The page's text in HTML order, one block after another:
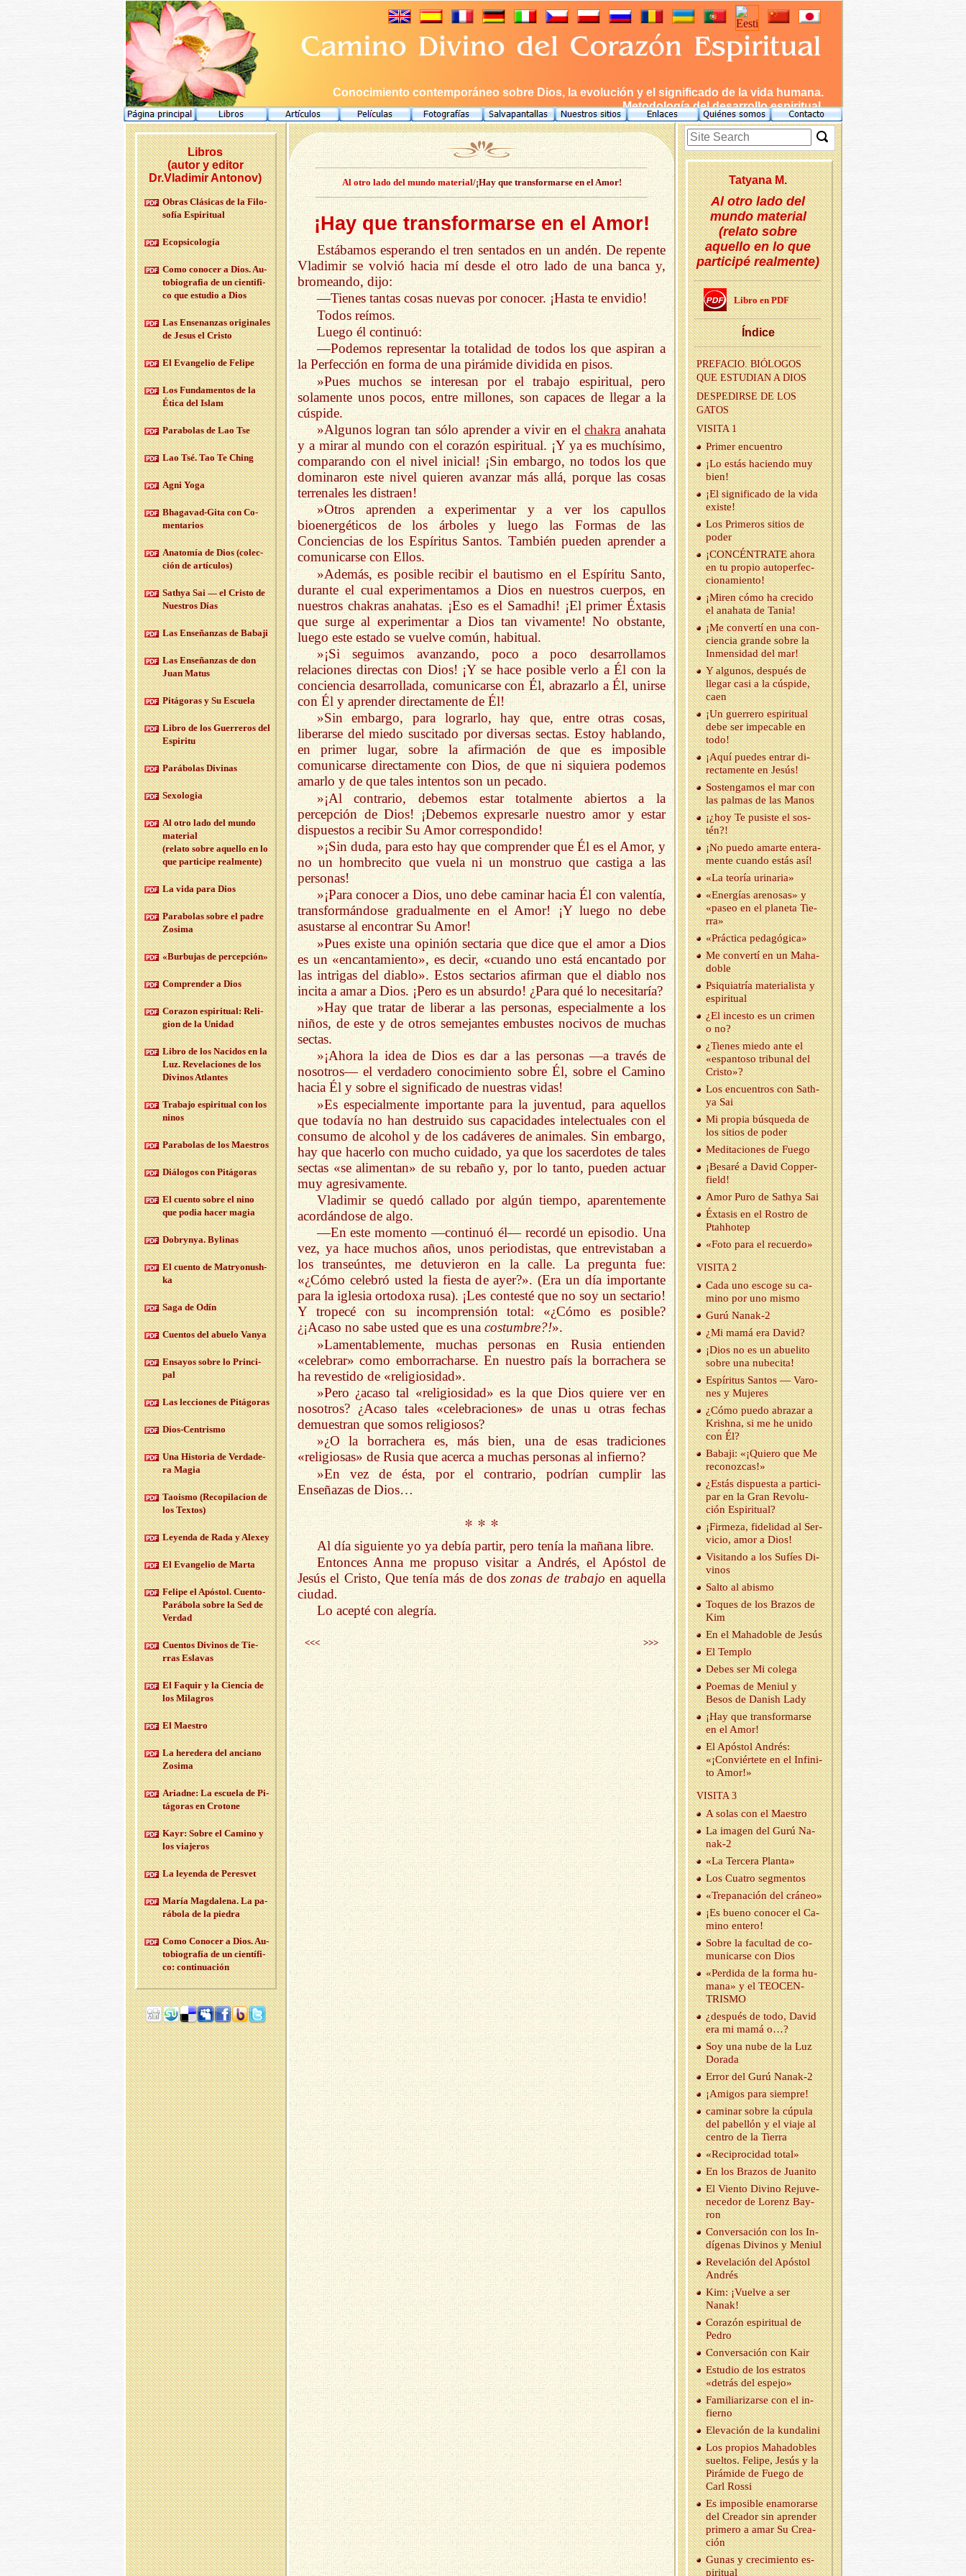
Conocimiento contemporáneo sobre Dios, la evolución y el significado de la vida humana.
Metodología del desarrollo espiritual.
Al otro lado del mundo material/¡Hay que transformarse en el Amor!
¡Hay que transformarse en el Amor!
Estábamos esperando el tren sentados en un andén. De repente
Vladimir se volvió hacia mí desde el otro lado de una banca y,
bromeando, dijo:
—Tienes tantas cosas nuevas por conocer. ¡Hasta te envidio!
Todos reímos.
Luego él continuó:
—Podemos representar la totalidad de todos los que aspiran a
la Perfección en forma de una pirámide dividida en pisos.
»Pues muchos se interesan por el trabajo espiritual, pero
solamente unos pocos, entre millones, son capaces de llegar a la
cúspide.
»Algunos logran tan sólo aprender a vivir en elchakraanahata
y a mirar al mundo con el corazón espiritual. ¡Y ya es muchísimo,
comparando con el nivel inicial! ¡Sin embargo, no todos los que
dominaron este nivel quieren avanzar más allá, porque las cosas
terrenales les distraen!
»Otros aprenden a experimentar y a ver los capullos
bioenergéticos de los árboles y luego las Formas de las
Conciencias de los Espíritus Santos. También pueden aprender a
comunicarse con Ellos.
»Además, es posible recibir el bautismo en el Espíritu Santo,
durante el cual experimentamos a Dios en nuestros cuerpos, en
nuestros chakras anahatas. ¡Eso es el Samadhi! ¡El primer Éxtasis
que surge al experimentar a Dios tan vivamente! No obstante,
luego este estado se vuelve común, habitual.
»¡Si seguimos avanzando, poco a poco desarrollamos
relaciones directas con Dios! ¡Y se hace posible verlo a Él con la
conciencia desarrollada, comunicarse con Él, abrazarlo a Él, unirse
con Él y aprender directamente de Él!
»Sin embargo, para lograrlo, hay que, entre otras cosas,
liberarse del miedo suscitado por diversas sectas. Estoy hablando,
en primer lugar, sobre la afirmación de que es imposible
comunicarse directamente con Dios, de que ni siquiera podemos
amarlo y de que tales intentos son un pecado.
»¡Al contrario, debemos estar totalmente abiertos a la
percepción de Dios! ¡Debemos expresarle nuestro amor y estar
dispuestos a recibir Su Amor correspondido!
»¡Sin duda, para esto hay que comprender que Él es el Amor, y
no un hombrecito que vuela ni un monstruo que castiga a las
personas!
»¡Para conocer a Dios, uno debe caminar hacia Él con valentía,
transformándose gradualmente en el Amor! ¡Y luego no debe
asustarse al encontrar Su Amor!
»Pues existe una opinión sectaria que dice que el amor a Dios
es un «encantamiento», es decir, «cuando uno está encantado por
las intrigas del diablo». Estos sectarios afirman que el diablo nos
incita a amar a Dios. ¡Pero es un absurdo! ¿Para qué lo necesitaría?
»Hay que tratar de liberar a las personas, especialmente a los
niños, de este y de otros semejantes embustes nocivos de muchas
sectas.
»¡Ahora la idea de Dios es dar a las personas —a través de
nosotros— el verdadero conocimiento sobre Él, sobre el Camino
hacia Él y sobre el significado de nuestras vidas!
»Es especialmente importante para la juventud, para aquellos
que todavía no han destruido sus capacidades intelectuales con el
consumo de alcohol y de los cadáveres de animales. Sin embargo,
hay que hacerlo con mucho cuidado, ya que los sacerdotes de tales
sectas «se alimentan» de su rebaño y, por lo tanto, pueden actuar
muy agresivamente.
Vladimir se quedó callado por algún tiempo, aparentemente
acordándose de algo.
—En este momento —continuó él— recordé un episodio. Una
vez, ya hace muchos años, unos periodistas, que entrevistaban a
los transeúntes, me detuvieron en la calle. La pregunta fue:
«¿Cómo celebró usted la fiesta de ayer?». (Era un día importante
para la iglesia ortodoxa rusa). ¡Les contesté que no soy un sectario!
Y tropecé con su incomprensión total: «¿Cómo es posible?
¿¡Acaso no sabe usted que es una costumbre?!».
»Lamentablemente, muchas personas en Rusia entienden
«celebrar» como emborracharse. En nuestro país la borrachera se
ha revestido de «religiosidad».
»Pero ¿acaso tal «religiosidad» es la que Dios quiere ver en
nosotros? ¿Acaso tales «celebraciones» de unas u otras fechas
demuestran que somos religiosos?
»¿O la borrachera es, más bien, una de esas tradiciones
«religiosas» de Rusia que acerca a muchas personas al infierno?
»En vez de ésta, por el contrario, podrían cumplir las
Enseñazas de Dios…
* * *
Al día siguiente yo ya debía partir, pero tenía la mañana libre.
Entonces Anna me propuso visitar a Andrés, el Apóstol de
Jesús el Cristo, Que tenía más de dos zonas de trabajo en aquella
ciudad.
Lo acepté con alegría.
<<< >>>
Tat­ya­na M.
Al otro lado del
mundo material
(relato sobre
aquello en lo que
participé realmente)
Libro en PDF
Ín­di­ce
PRE­FA­CIO. BIÓ­LO­GOS
QUE ES­TU­DIAN A DIOS
DES­PE­DIR­SE DE LOS
GATOS
VI­SI­TA 1
Pri­mer en­cuen­tro
¡Lo estás ha­cien­do muy
bien!
¡El sig­ni­fi­ca­do de la vida
exis­te!
Los Pri­me­ros si­tios de
poder
¡CON­CÉN­TRA­TE ahora
en tu pro­pio au­to­per­fec­
cio­na­mien­to!
¡Miren cómo ha cre­ci­do
el anaha­ta de Tania!
¡Me con­ver­tí en una con­
cien­cia gran­de sobre la
In­men­si­dad del mar!
Y al­gu­nos, des­pués de
lle­gar casi a la cús­pi­de,
caen
¡Un gue­rre­ro es­pi­ri­tual
debe ser im­pe­ca­ble en
todo!
¡Aquí pue­des en­trar di­
rec­ta­men­te en Jesús!
Sos­ten­ga­mos el mar con
las pal­mas de las Manos
¡¿hoy Te pu­sis­te el sos­
tén?!
¡No puedo amar­te en­te­ra­
men­te cuan­do estás así!
«La teo­ría uri­na­ria»
«Ener­gías are­no­sas» y
«paseo en el pla­ne­ta Tie­
rra»
«Prác­ti­ca pe­da­gó­gi­ca»
Me con­ver­tí en un Maha­
do­ble
Psi­quia­tría ma­te­ria­lis­ta y
es­pi­ri­tual
¿El in­ces­to es un cri­men
o no?
¿Tie­nes miedo ante el
«es­pan­to­so tri­bu­nal del
Cris­to»?
Los en­cuen­tros con Sath­
ya Sai
Mi pro­pia bús­que­da de
los si­tios de poder
Me­di­ta­cio­nes de Fuego
¡Be­sa­ré a David Cop­per­
field!
Amor Puro de Sath­ya Sai
Éx­ta­sis en el Ros­tro de
Ptah­ho­tep
«Foto para el re­cuer­do»
VI­SI­TA 2
Cada uno es­co­ge su ca­
mino por uno mismo
Gurú Na­nak-2
¿Mi mamá era David?
¡Dios no es un abue­li­to
sobre una nu­be­ci­ta!
Es­pí­ri­tus San­tos — Va­ro­
nes y Mu­je­res
¿Cómo puedo abra­zar a
Krish­na, si me he unido
con Él?
Ba­ba­ji: «¡Quie­ro que Me
re­co­noz­cas!»
¿Estás dis­pues­ta a par­ti­ci­
par en la Gran Re­vo­lu­
ción Es­pi­ri­tual?
¡Fir­me­za, fi­de­li­dad al Ser­
vi­cio, amor a Dios!
Vi­si­tan­do a los Su­fíes Di­
vi­nos
Salto al abis­mo
To­ques de los Bra­zos de
Kim
En el Maha­do­ble de Jesús
El Tem­plo
Debes ser Mi co­le­ga
Poe­mas de Me­niul y
Besos de Da­nish Lady
¡Hay que trans­for­mar­se
en el Amor!
El Após­tol An­drés:
«¡Con­viér­te­te en el In­fi­ni­
to Amor!»
VI­SI­TA 3
A solas con el Maes­tro
La ima­gen del Gurú Na­
nak-2
«La Ter­ce­ra Plan­ta»
Los Cua­tro seg­men­tos
«Tre­pa­na­ción del crá­neo»
¡Es bueno co­no­cer el Ca­
mino en­te­ro!
Sobre la fa­cul­tad de co­
mu­ni­car­se con Dios
«Per­di­da de la forma hu­
ma­na» y el TEO­CEN­
TRIS­MO
¿des­pués de todo, David
era mi mamá o…?
Soy una nube de la Luz
Do­ra­da
Error del Gurú Na­nak-2
¡Ami­gos para siem­pre!
ca­mi­nar sobre la cú­pu­la
del pa­be­llón y el viaje al
cen­tro de la Tie­rra
«Re­ci­pro­ci­dad total»
En los Bra­zos de Jua­ni­to
El Vien­to Di­vino Re­ju­ve­
ne­ce­dor de Lo­renz Bay­
ron
Con­ver­sa­ción con los In­
dí­ge­nas Di­vi­nos y Me­niul
Re­ve­la­ción del Após­tol
An­drés
Kim: ¡Vuel­ve a ser
Nanak!
Co­ra­zón es­pi­ri­tual de
Pedro
Con­ver­sa­ción con Kair
Es­tu­dio de los es­tra­tos
«de­trás del es­pe­jo»
Fa­mi­lia­ri­zar­se con el in­
fierno
Ele­va­ción de la kun­da­li­ni
Los pro­pios Maha­do­bles
suel­tos. Fe­li­pe, Jesús y la
Pi­rá­mi­de de Fuego de
Carl Rossi
Es im­po­si­ble enamo­rar­se
del Crea­dor sin apren­der
pri­me­ro a amar Su Crea­
ción
Gunas y cre­ci­mien­to es­
pi­ri­tual
Libros
(autor y editor
Dr.Vladimir Antonov)
Obras Clá­si­cas de la Fi­lo­
so­fía Es­pi­ri­tual
Eco­psi­co­lo­gía
Como co­no­cer a Dios. Au­
to­bio­gra­fia de un cien­ti­fi­
co que es­tu­dio a Dios
Las En­se­nan­zas ori­gi­na­les
de Jesus el Cris­to
El Evan­ge­lio de Fe­li­pe
Los Fun­da­men­tos de la
Ética del Islam
Pa­ra­bo­las de Lao Tse
Lao Tsé. Tao Te Ching
Agni Yoga
Bha­ga­vad-Gi­ta con Co­
men­ta­rios
Anato­mía de Dios (co­lec­
ción de ar­tícu­los)
Sath­ya Sai — el Cris­to de
Nues­tros Días
Las En­se­ñan­zas de Ba­ba­ji
Las En­se­ñan­zas de don
Juan Matus
Pi­tá­go­ras y Su Es­cue­la
Libro de los Gue­rre­ros del
Es­pi­ri­tu
Pa­rá­bo­las Di­vi­nas
Se­xo­lo­gia
Al otro lado del mundo
ma­te­rial
(re­la­to sobre aque­llo en lo
que par­ti­ci­pe real­men­te)
La vida para Dios
Pa­ra­bo­las sobre el padre
Zo­si­ma
«Bur­bu­jas de per­cep­ción»
Com­pren­der a Dios
Co­ra­zon es­pi­ri­tual: Re­li­
gion de la Uni­dad
Libro de los Na­ci­dos en la
Luz. Re­ve­la­cio­nes de los
Di­vi­nos Atlan­tes
Tra­ba­jo es­pi­ri­tual con los
ninos
Pa­ra­bo­las de los Maes­tros
Diá­lo­gos con Pi­tá­go­ras
El cuen­to sobre el nino
que podia hacer magia
Do­bryn­ya. By­li­nas
El cuen­to de Ma­tr­yo­nush­
ka
Saga de Odín
Cuen­tos del abue­lo Vanya
En­sa­yos sobre lo Prin­ci­
pal
Las lec­cio­nes de Pi­tá­go­ras
Dios-Cen­tris­mo
Una His­to­ria de Ver­da­de­
ra Magia
Taois­mo (Re­co­pi­la­cion de
los Tex­tos)
Le­yen­da de Rada y Ale­xey
El Evan­ge­lio de Marta
Fe­li­pe el Após­tol. Cuen­to-
Pa­rá­bo­la sobre la Sed de
Ver­dad
Cuen­tos Di­vi­nos de Tie­
rras Es­la­vas
El Fa­quir y la Cien­cia de
los Mi­la­gros
El Maes­tro
La he­re­de­ra del an­ciano
Zo­si­ma
Ariad­ne: La es­cue­la de Pi­
tá­go­ras en Cro­to­ne
Kayr: Sobre el Ca­mino y
los via­je­ros
La le­yen­da de Pe­res­vet
María Mag­da­le­na. La pa­
rá­bo­la de la pie­dra
Como Co­no­cer a Dios. Au­
to­bio­gra­fía de un cien­tí­fi­
co: con­ti­nua­ción